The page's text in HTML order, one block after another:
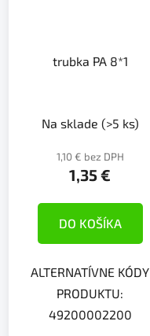
trubka PA 8*1
Na sklade (>5 ks)
1,10 € bez DPH
1,35 €
DO KOŠÍKA
ALTERNATÍVNE KÓDY
PRODUKTU:
49200002200